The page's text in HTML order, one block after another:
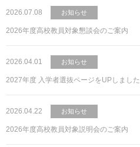
2026.07.08 お知らせ
2026年度高校教員対象懇談会のご案内
2026.04.01 お知らせ
2027年度 入学者選抜ページをUPしました
2026.04.22 お知らせ
2026年度高校教員対象説明会のご案内